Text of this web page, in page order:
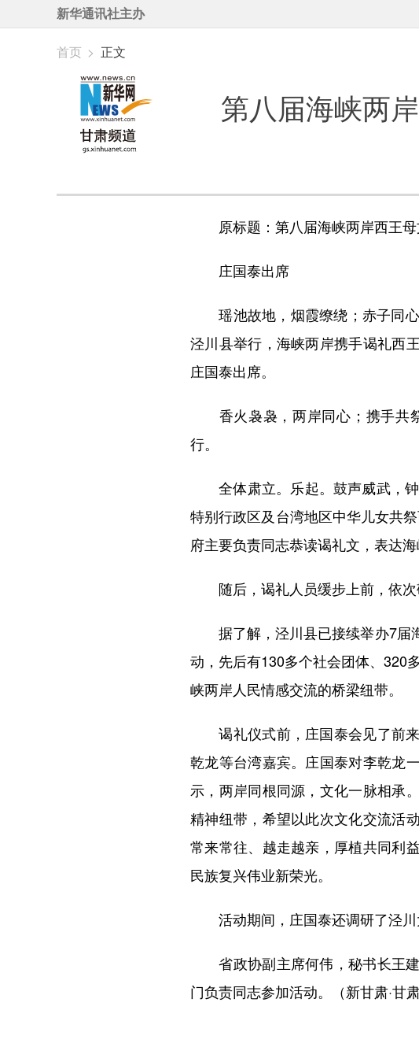
新华通讯社主办
首页 > 正文
第八届海峡两
原标题：第八届海峡两岸西王母
庄国泰出席
瑶池故地，烟霞缭绕；赤子同心
泾川县举行，海峡两岸携手谒礼西
庄国泰出席。
香火袅袅，两岸同心；携手共
行。
全体肃立。乐起。鼓声威武，钟
特别行政区及台湾地区中华儿女共
府主要负责同志恭读谒礼文，表达
随后，谒礼人员缓步上前，依次
据了解，泾川县已接续举办7届
动，先后有130多个社会团体、320
峡两岸人民情感交流的桥梁纽带。
谒礼仪式前，庄国泰会见了前来
乾龙等台湾嘉宾。庄国泰对李乾龙
示，两岸同根同源，文化一脉相承
精神纽带，希望以此次文化交流活
常来常往、越走越亲，厚植共同利
民族复兴伟业新荣光。
活动期间，庄国泰还调研了泾川
省政协副主席何伟，秘书长王建
门负责同志参加活动。（新甘肃·甘